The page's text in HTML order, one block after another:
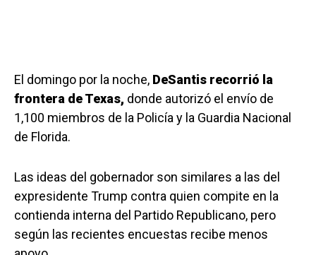
El domingo por la noche, DeSantis recorrió la
frontera de Texas, donde autorizó el envío de
1,100 miembros de la Policía y la Guardia Nacional
de Florida.
Las ideas del gobernador son similares a las del
expresidente Trump contra quien compite en la
contienda interna del Partido Republicano, pero
según las recientes encuestas recibe menos